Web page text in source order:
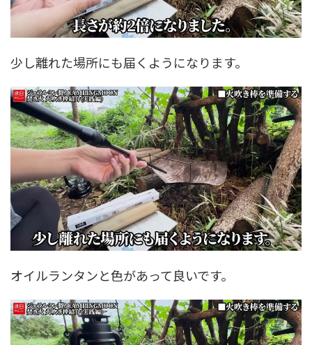
少し離れた場所にも届くようになります。
オイルランタンと色があって良いです。